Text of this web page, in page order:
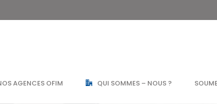
AGENCES OFIM QUI SOMMES – NOUS ?